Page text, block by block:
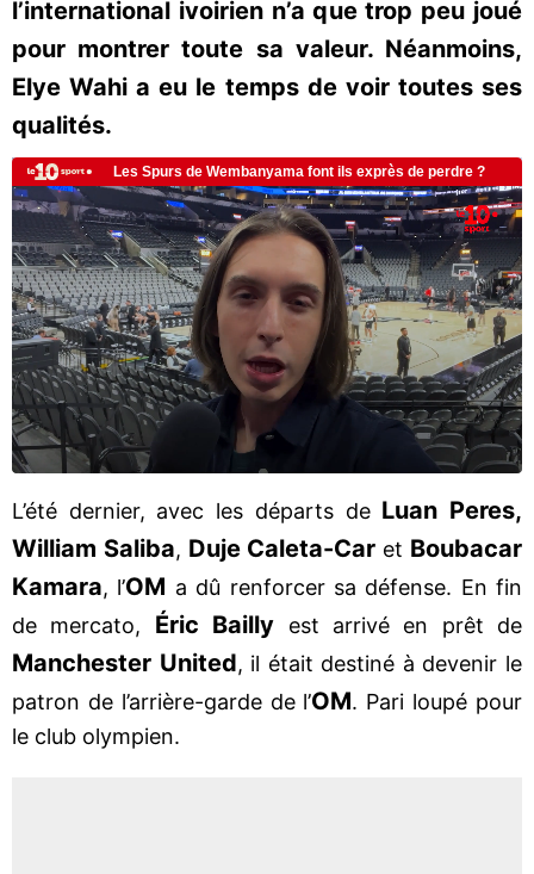
l’international ivoirien n’a que trop peu joué
pour montrer toute sa valeur. Néanmoins,
Elye Wahi a eu le temps de voir toutes ses
qualités.
L’été dernier, avec les départs de Luan Peres,
William Saliba, Duje Caleta-Car et Boubacar
Kamara, l’OM a dû renforcer sa défense. En fin
de mercato, Éric Bailly est arrivé en prêt de
Manchester United, il était destiné à devenir le
patron de l’arrière-garde de l’OM. Pari loupé pour
le club olympien.